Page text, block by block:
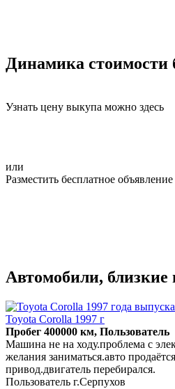
Динамика стоимости
Узнать цену выкупа можно здесь
или
Разместить бесплатное объявление
Автомобили, близкие
Toyota Corolla 1997 г
Пробег 400000 км, Пользователь
Машина не на ходу.проблема с
желания заниматься.авто
привод.двигатель перебирался.
Пользователь г.Серпухов